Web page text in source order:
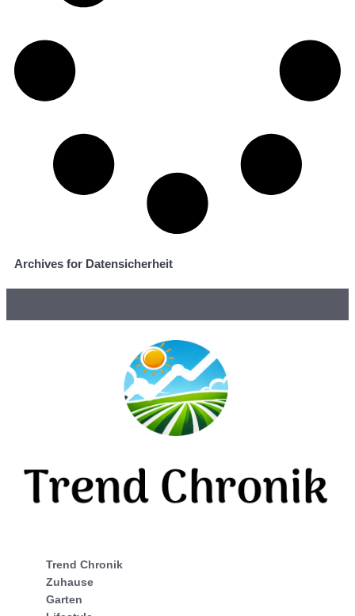
Archives for Datensicherheit
Trend Chronik
Zuhause
Garten